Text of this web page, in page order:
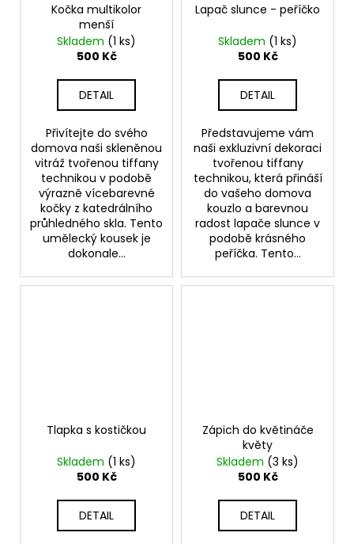
Kočka multikolor
menší
Skladem (1 ks)
500 Kč
DETAIL
Přivítejte do svého
domova naši skleněnou
vitráž tvořenou tiffany
technikou v podobě
výrazně vícebarevné
kočky z katedrálního
průhledného skla. Tento
umělecký kousek je
dokonale...
Lapač slunce - peříčko
Skladem (1 ks)
500 Kč
DETAIL
Představujeme vám
naši exkluzivní dekoraci
tvořenou tiffany
technikou, která přináší
do vašeho domova
kouzlo a barevnou
radost lapače slunce v
podobě krásného
peříčka. Tento...
Tlapka s kostičkou
Skladem (1 ks)
500 Kč
DETAIL
Zápich do květináče
květy
Skladem (3 ks)
500 Kč
DETAIL